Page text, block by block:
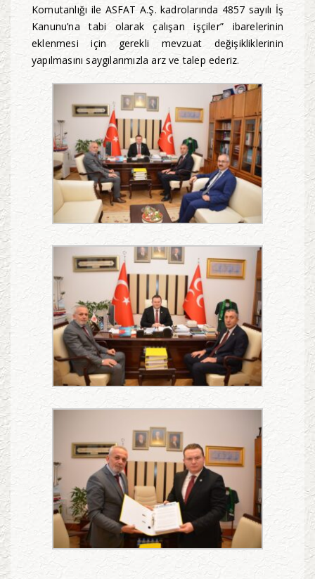
Komutanlığı ile ASFAT A.Ş. kadrolarında 4857 sayılı İş
Kanunu’na tabi olarak çalışan işçiler” ibarelerinin
eklenmesi için gerekli mevzuat değişikliklerinin
yapılmasını saygılarımızla arz ve talep ederiz.